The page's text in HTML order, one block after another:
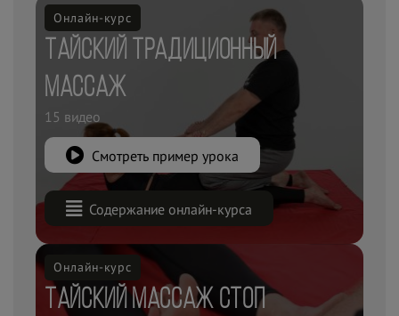
Онлайн-курс
Тайский традиционный
массаж
15 видео
Смотреть пример урока
Содержание онлайн-курса
Онлайн-курс
Тайский массаж стоп